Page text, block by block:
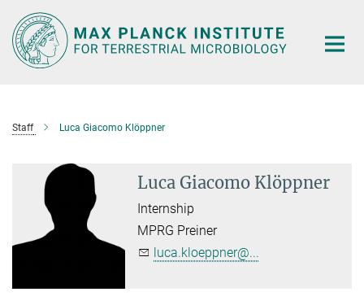
Main-
Content
Staff Luca Giacomo Klöppner
Luca Giacomo Klöppner
Internship
MPRG Preiner
luca.kloeppner@...